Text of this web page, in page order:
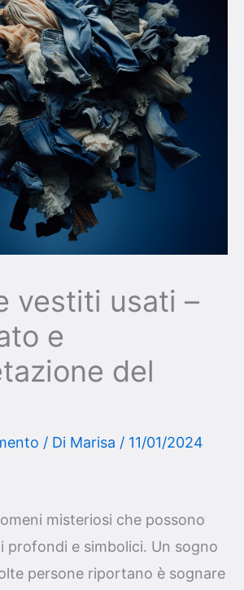
vestiti usati –
e
del
/ Di Marisa / 11/01/2024
misteriosi che possono
profondi e simbolici. Un sogno
persone riportano è sognare